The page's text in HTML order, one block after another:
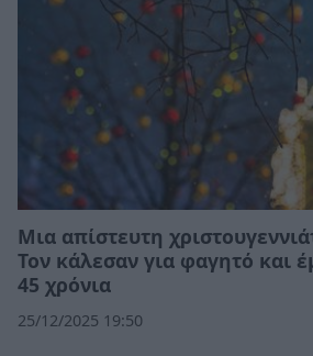
Μια απίστευτη
Τον κάλεσαν για φαγητό και
45 χρόνια
25/12/2025 19:50